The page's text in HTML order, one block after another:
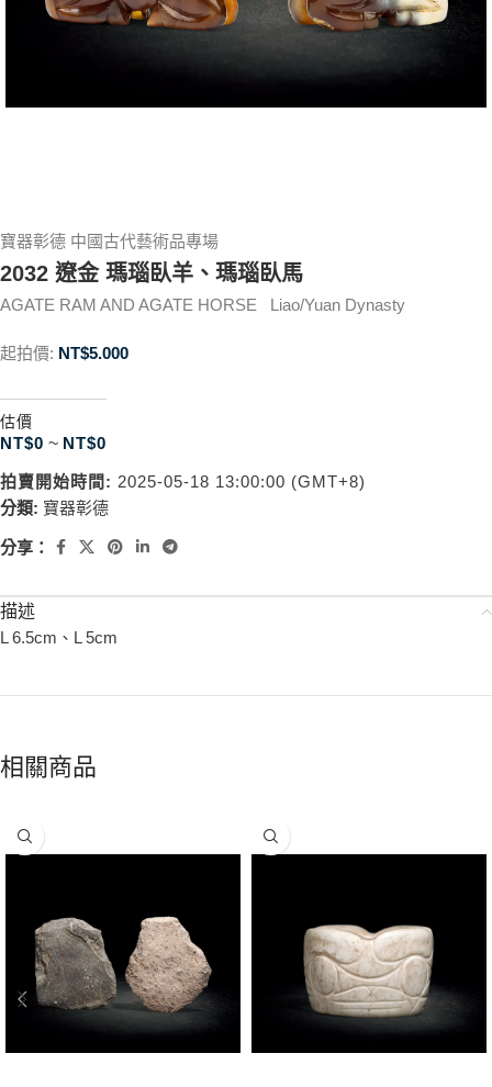
寶器彰德 中國古代藝術品專場
2032 遼金 瑪瑙臥羊、瑪瑙臥馬
AGATE RAM AND AGATE HORSE Liao/Yuan Dynasty
起拍價: NT$5.000
估價
NT$0 ~ NT$0
拍賣開始時間: 2025-05-18 13:00:00 (GMT+8)
分類: 寶器彰德
分享：
描述
L 6.5cm、L 5cm
相關商品